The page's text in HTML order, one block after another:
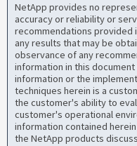
NetApp provides no
accuracy or reliability or
recommendations provided
any results that may be
observance of any
information in this
information or the
techniques herein is a
the customer's ability to
customer's operational
information contained
the NetApp products